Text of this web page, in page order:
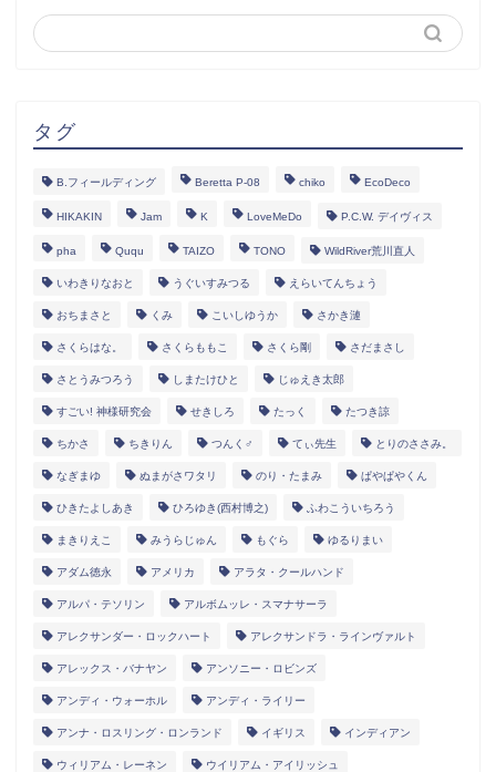
タグ
B.フィールディング Beretta P-08 chiko EcoDeco
HIKAKIN Jam K LoveMeDo P.C.W. デイヴィス
pha Ququ TAIZO TONO WildRiver荒川直人
いわきりなおと うぐいすみつる えらいてんちょう
おちまさと くみ こいしゆうか さかき漣
さくらはな。 さくらももこ さくら剛 さだまさし
さとうみつろう しまたけひと じゅえき太郎
すごい! 神様研究会 せきしろ たっく たつき諒
ちかさ ちきりん つんく♂ てぃ先生 とりのささみ。
なぎまゆ ぬまがさワタリ のり・たまみ ぱやぱやくん
ひきたよしあき ひろゆき(西村博之) ふわこういちろう
まきりえこ みうらじゅん もぐら ゆるりまい
アダム徳永 アメリカ アラタ・クールハンド
アルパ・テソリン アルボムッレ・スマナサーラ
アレクサンダー・ロックハート アレクサンドラ・ラインヴァルト
アレックス・バナヤン アンソニー・ロビンズ
アンディ・ウォーホル アンディ・ライリー
アンナ・ロスリング・ロンランド イギリス インディアン
ウィリアム・レーネン ウイリアム・アイリッシュ